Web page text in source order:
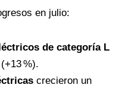
en julio:
de categoría L
%).
crecieron un